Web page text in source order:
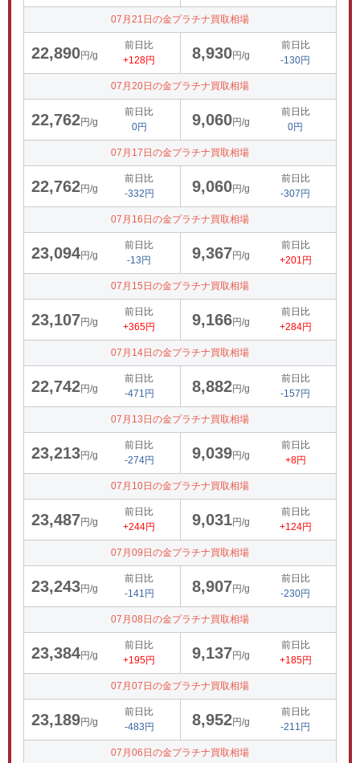
07月21日の金プラチナ買取相場
22,890円/g
前日比
+128円
8,930円/g
前日比
-130円
07月20日の金プラチナ買取相場
22,762円/g
前日比
0円
9,060円/g
前日比
0円
07月17日の金プラチナ買取相場
22,762円/g
前日比
-332円
9,060円/g
前日比
-307円
07月16日の金プラチナ買取相場
23,094円/g
前日比
-13円
9,367円/g
前日比
+201円
07月15日の金プラチナ買取相場
23,107円/g
前日比
+365円
9,166円/g
前日比
+284円
07月14日の金プラチナ買取相場
22,742円/g
前日比
-471円
8,882円/g
前日比
-157円
07月13日の金プラチナ買取相場
23,213円/g
前日比
-274円
9,039円/g
前日比
+8円
07月10日の金プラチナ買取相場
23,487円/g
前日比
+244円
9,031円/g
前日比
+124円
07月09日の金プラチナ買取相場
23,243円/g
前日比
-141円
8,907円/g
前日比
-230円
07月08日の金プラチナ買取相場
23,384円/g
前日比
+195円
9,137円/g
前日比
+185円
07月07日の金プラチナ買取相場
23,189円/g
前日比
-483円
8,952円/g
前日比
-211円
07月06日の金プラチナ買取相場